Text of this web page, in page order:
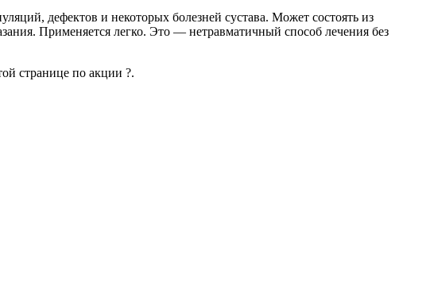
дефектов и некоторых болезней сустава. Может состоять из
Применяется легко. Это — нетравматичный способ лечения без
странице по акции ?.